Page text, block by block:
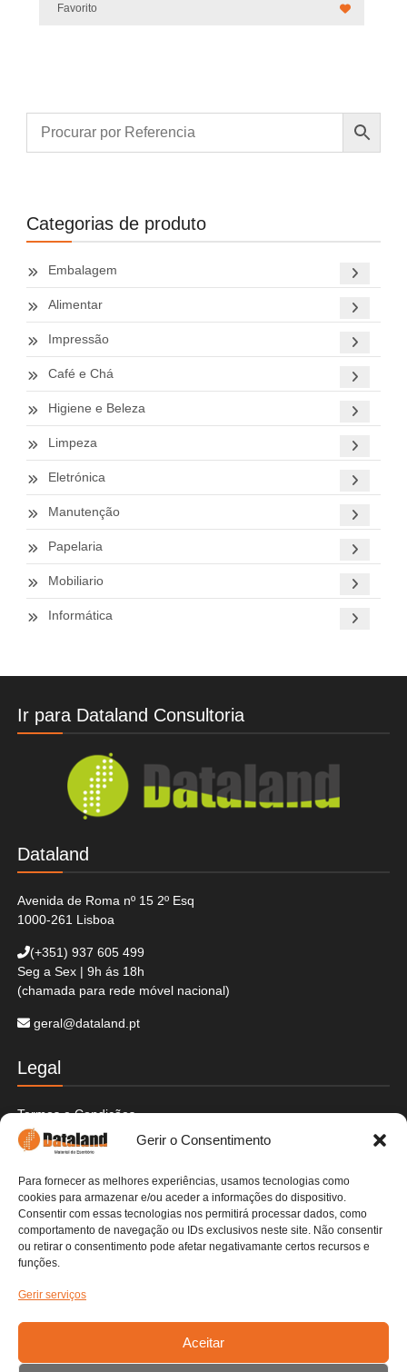
Gerir o Consentimento
Para fornecer as melhores experiências, usamos tecnologias como
cookies para armazenar e/ou aceder a informações do dispositivo.
Consentir com essas tecnologias nos permitirá processar dados, como
comportamento de navegação ou IDs exclusivos neste site. Não consentir
ou retirar o consentimento pode afetar negativamante certos recursos e
funções.
Gerir serviços
Aceitar
Favorito
Categorias de produto
Embalagem
Alimentar
Impressão
Café e Chá
Higiene e Beleza
Limpeza
Eletrónica
Manutenção
Papelaria
Mobiliario
Informática
Ir para Dataland Consultoria
Dataland
Avenida de Roma nº 15 2º Esq
1000-261 Lisboa
(+351) 937 605 499
Seg a Sex | 9h ás 18h
(chamada para rede móvel nacional)
geral@dataland.pt
Legal
Termos e Condições
Politica de Cookies
Politica de Privacidade
Pagamentos Seguros
Livre de Resolução
Livro de Reclamações
Contactos
Detalhes da Empresa
Contactos